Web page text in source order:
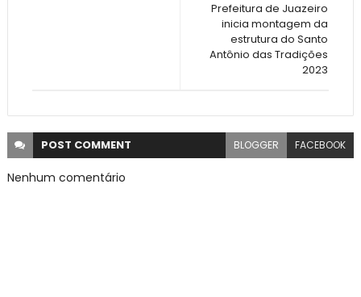
Prefeitura de Juazeiro
inicia montagem da
estrutura do Santo
Antônio das Tradições
2023
POST COMMENT BLOGGER FACEBOOK
Nenhum comentário